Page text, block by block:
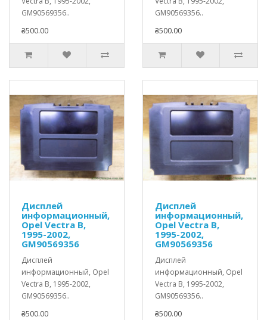
GM90569356..
₴500.00
GM90569356..
₴500.00
Дисплей
информационный,
Opel Vectra B,
1995-2002,
GM90569356
Дисплей
информационный, Opel
Vectra B, 1995-2002,
GM90569356..
₴500.00
Дисплей
информационный,
Opel Vectra B,
1995-2002,
GM90569356
Дисплей
информационный, Opel
Vectra B, 1995-2002,
GM90569356..
₴500.00